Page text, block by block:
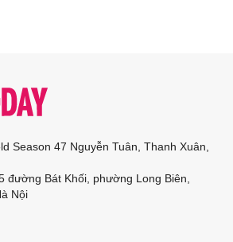
Season 47 Nguyễn Tuân, Thanh Xuân,
đường Bát Khối, phường Long Biên,
Nội